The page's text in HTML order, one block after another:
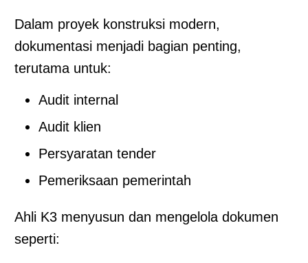
Dalam proyek konstruksi modern,
dokumentasi menjadi bagian penting,
terutama untuk:
Audit internal
Audit klien
Persyaratan tender
Pemeriksaan pemerintah
Ahli K3 menyusun dan mengelola dokumen
seperti: